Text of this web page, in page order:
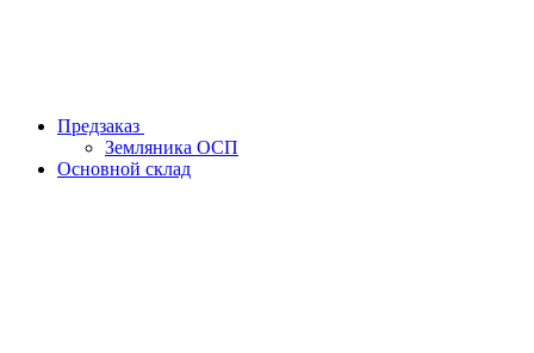
Предзаказ
Земляника ОСП
Основной склад